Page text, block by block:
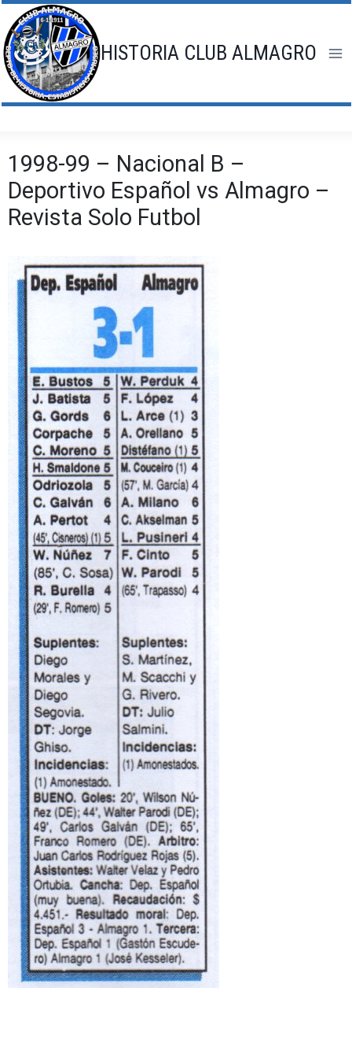
Saltar
al
contenido
HISTORIA CLUB ALMAGRO
1998-99 – Nacional B –
Deportivo Español vs Almagro –
Revista Solo Futbol